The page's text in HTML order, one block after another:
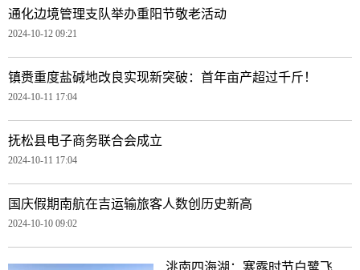
通化边境管理支队举办重阳节敬老活动
2024-10-12 09:21
镇赉重度盐碱地改良实现新突破：首年亩产超过千斤！
2024-10-11 17:04
抚松县电子商务联合会成立
2024-10-11 17:04
国庆假期南航在吉运输旅客人数创历史新高
2024-10-10 09:02
洮南四海湖：寒露时节白鹭飞